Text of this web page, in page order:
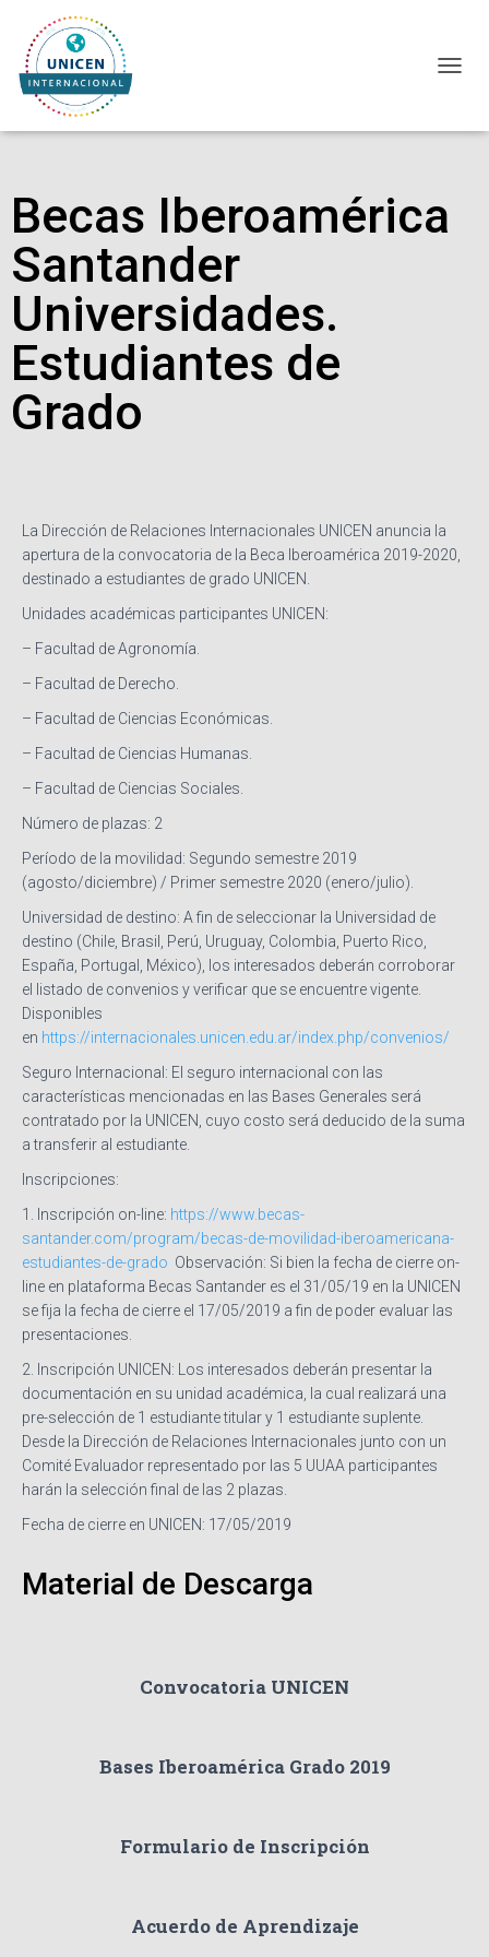
Becas Iberoamérica
Santander
Universidades.
Estudiantes de
Grado
La Dirección de Relaciones Internacionales UNICEN anuncia la
apertura de la convocatoria de la Beca Iberoamérica 2019-2020,
destinado a estudiantes de grado UNICEN.
Unidades académicas participantes UNICEN:
– Facultad de Agronomía.
– Facultad de Derecho.
– Facultad de Ciencias Económicas.
– Facultad de Ciencias Humanas.
– Facultad de Ciencias Sociales.
Número de plazas: 2
Período de la movilidad: Segundo semestre 2019
(agosto/diciembre) / Primer semestre 2020 (enero/julio).
Universidad de destino: A fin de seleccionar la Universidad de
destino (Chile, Brasil, Perú, Uruguay, Colombia, Puerto Rico,
España, Portugal, México), los interesados deberán corroborar
el listado de convenios y verificar que se encuentre vigente.
Disponibles
en https://internacionales.unicen.edu.ar/index.php/convenios/
Seguro Internacional: El seguro internacional con las
características mencionadas en las Bases Generales será
contratado por la UNICEN, cuyo costo será deducido de la suma
a transferir al estudiante.
Inscripciones:
1. Inscripción on-line: https://www.becas-
santander.com/program/becas-de-movilidad-iberoamericana-
estudiantes-de-grado Observación: Si bien la fecha de cierre on-
line en plataforma Becas Santander es el 31/05/19 en la UNICEN
se fija la fecha de cierre el 17/05/2019 a fin de poder evaluar las
presentaciones.
2. Inscripción UNICEN: Los interesados deberán presentar la
documentación en su unidad académica, la cual realizará una
pre-selección de 1 estudiante titular y 1 estudiante suplente.
Desde la Dirección de Relaciones Internacionales junto con un
Comité Evaluador representado por las 5 UUAA participantes
harán la selección final de las 2 plazas.
Fecha de cierre en UNICEN: 17/05/2019
Material de Descarga
Convocatoria UNICEN
Bases Iberoamérica Grado 2019
Formulario de Inscripción
Acuerdo de Aprendizaje